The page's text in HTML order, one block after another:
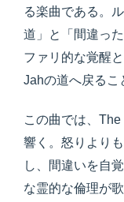
る楽曲である。
道」と「間違っ
ファリ的な覚醒
Jahの道へ戻るこ
この曲では、
響く。怒りより
し、間違いを自
な霊的な倫理が